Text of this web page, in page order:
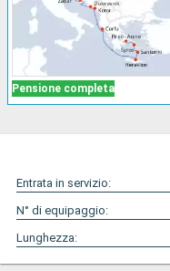
Pensione completa
Entrata in servizio:
N° di equipaggio:
Lunghezza: